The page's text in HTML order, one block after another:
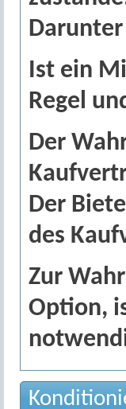
Ist ein
Regel
Der
Der
des
Zur
Option,